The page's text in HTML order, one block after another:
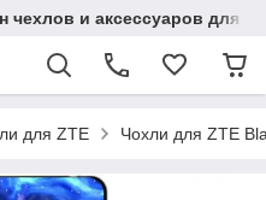
чехлов и аксессуаров для
для ZTE Чохли для ZTE